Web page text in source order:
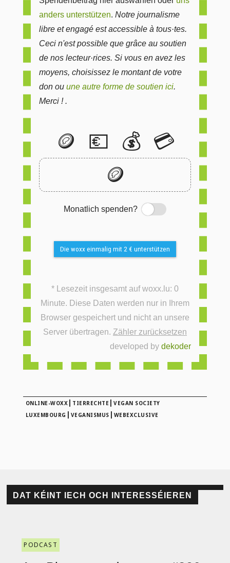
anders unterstützen. Notre journalisme
libre et engagé est accessible à tous·tes.
Ceci n'est possible que grâce au soutien
de nos lecteur·rices. Si vous en avez les
moyens, choisissez le montant de votre
don ou une autre forme de soutien ici.
Merci ! .
🪙 💶 💰 💳
🪙
Monatlich spenden?
Switch
Die woxx einmalig mit 2 € unterstützen
* Lesezeit insgesamt auf woxx.lu: 0
Minute. Diese Daten werden nur in Ihrem
Browser gespeichert und nicht an unsere
Server übertragen. Zähler zurücksetzen
developed bydekoder
ONLINE-WOXX | TIERRECHTE |VEGAN SOCIETY
LUXEMBOURG | VEGANISMUS | WEBEXCLUSIVE
DAT KÉINT IECH OCH INTERESSÉIEREN
PODCAST